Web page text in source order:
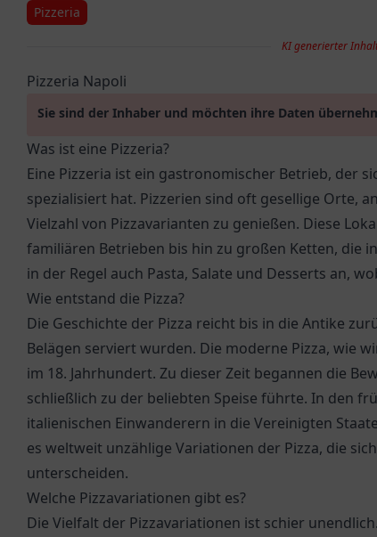
Pizzeria
KI generierter
Pizzeria Napoli
Sie sind der Inhaber und möchten ihre Daten
Was ist eine Pizzeria?
Eine Pizzeria ist ein gastronomischer Betrieb, der
spezialisiert hat. Pizzerien sind oft gesellige Orte,
Vielzahl von Pizzavarianten zu genießen. Diese
familiären Betrieben bis hin zu großen Ketten, die
in der Regel auch Pasta, Salate und Desserts an,
Wie entstand die Pizza?
Die Geschichte der Pizza reicht bis in die Antike
Belägen serviert wurden. Die moderne Pizza, wie
im 18. Jahrhundert. Zu dieser Zeit begannen die
schließlich zu der beliebten Speise führte. In den
italienischen Einwanderern in die Vereinigten
es weltweit unzählige Variationen der Pizza, die
unterscheiden.
Welche Pizzavariationen gibt es?
Die Vielfalt der Pizzavariationen ist schier